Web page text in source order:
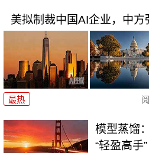
美拟制裁中国AI企业，中方
最热
模型蒸馏
“轻盈高手”